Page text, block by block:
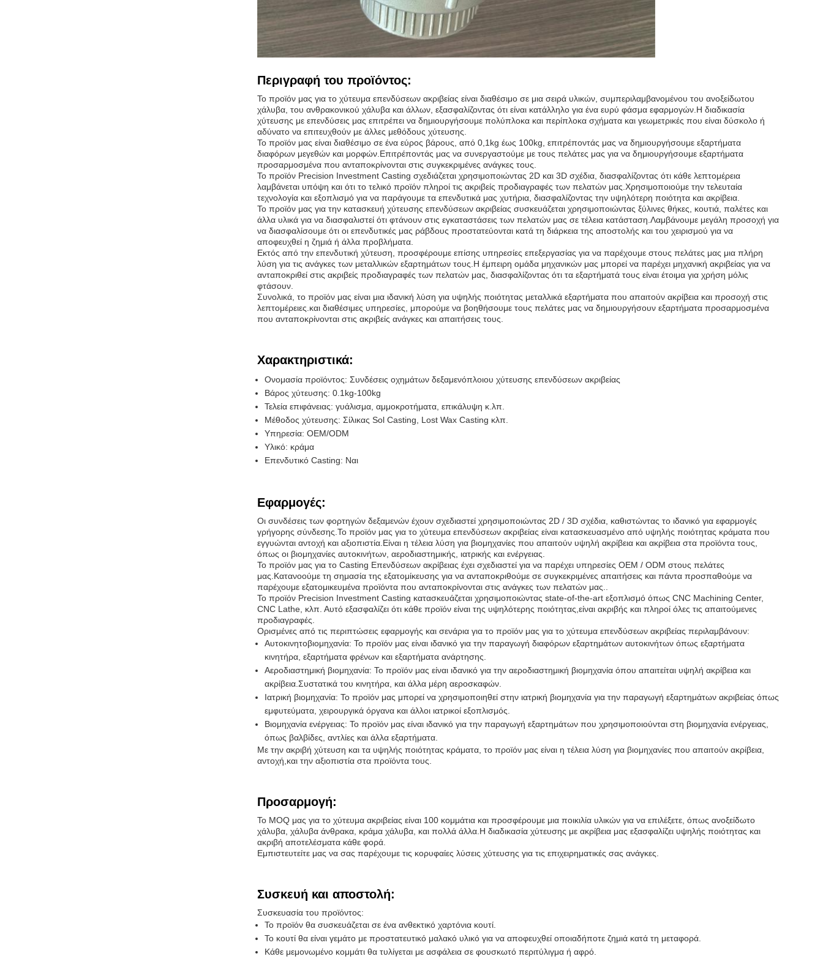
Περιγραφή του προϊόντος:
Το προϊόν μας για το χύτευμα επενδύσεων ακριβείας είναι διαθέσιμο σε μια σειρά υλικών, συμπεριλαμβανομένου του ανοξείδωτου
χάλυβα, του ανθρακονικού χάλυβα και άλλων, εξασφαλίζοντας ότι είναι κατάλληλο για ένα ευρύ φάσμα εφαρμογών.Η διαδικασία
χύτευσης με επενδύσεις μας επιτρέπει να δημιουργήσουμε πολύπλοκα και περίπλοκα σχήματα και γεωμετρικές που είναι δύσκολο ή
αδύνατο να επιτευχθούν με άλλες μεθόδους χύτευσης.
Το προϊόν μας είναι διαθέσιμο σε ένα εύρος βάρους, από 0,1kg έως 100kg, επιτρέποντάς μας να δημιουργήσουμε εξαρτήματα
διαφόρων μεγεθών και μορφών.Επιτρέποντάς μας να συνεργαστούμε με τους πελάτες μας για να δημιουργήσουμε εξαρτήματα
προσαρμοσμένα που ανταποκρίνονται στις συγκεκριμένες ανάγκες τους.
Το προϊόν Precision Investment Casting σχεδιάζεται χρησιμοποιώντας 2D και 3D σχέδια, διασφαλίζοντας ότι κάθε λεπτομέρεια
λαμβάνεται υπόψη και ότι το τελικό προϊόν πληροί τις ακριβείς προδιαγραφές των πελατών μας.Χρησιμοποιούμε την τελευταία
τεχνολογία και εξοπλισμό για να παράγουμε τα επενδυτικά μας χυτήρια, διασφαλίζοντας την υψηλότερη ποιότητα και ακρίβεια.
Το προϊόν μας για την κατασκευή χύτευσης επενδύσεων ακριβείας συσκευάζεται χρησιμοποιώντας ξύλινες θήκες, κουτιά, παλέτες και
άλλα υλικά για να διασφαλιστεί ότι φτάνουν στις εγκαταστάσεις των πελατών μας σε τέλεια κατάσταση.Λαμβάνουμε μεγάλη προσοχή για
να διασφαλίσουμε ότι οι επενδυτικές μας ράβδους προστατεύονται κατά τη διάρκεια της αποστολής και του χειρισμού για να
αποφευχθεί η ζημιά ή άλλα προβλήματα.
Εκτός από την επενδυτική χύτευση, προσφέρουμε επίσης υπηρεσίες επεξεργασίας για να παρέχουμε στους πελάτες μας μια πλήρη
λύση για τις ανάγκες των μεταλλικών εξαρτημάτων τους.Η έμπειρη ομάδα μηχανικών μας μπορεί να παρέχει μηχανική ακριβείας για να
ανταποκριθεί στις ακριβείς προδιαγραφές των πελατών μας, διασφαλίζοντας ότι τα εξαρτήματά τους είναι έτοιμα για χρήση μόλις
φτάσουν.
Συνολικά, το προϊόν μας είναι μια ιδανική λύση για υψηλής ποιότητας μεταλλικά εξαρτήματα που απαιτούν ακρίβεια και προσοχή στις
λεπτομέρειες.και διαθέσιμες υπηρεσίες, μπορούμε να βοηθήσουμε τους πελάτες μας να δημιουργήσουν εξαρτήματα προσαρμοσμένα
που ανταποκρίνονται στις ακριβείς ανάγκες και απαιτήσεις τους.
Χαρακτηριστικά:
Ονομασία προϊόντος: Συνδέσεις οχημάτων δεξαμενόπλοιου χύτευσης επενδύσεων ακριβείας
Βάρος χύτευσης: 0.1kg-100kg
Τελεία επιφάνειας: γυάλισμα, αμμοκροτήματα, επικάλυψη κ.λπ.
Μέθοδος χύτευσης: Σίλικας Sol Casting, Lost Wax Casting κλπ.
Υπηρεσία: OEM/ODM
Υλικό: κράμα
Επενδυτικό Casting: Ναι
Εφαρμογές:
Οι συνδέσεις των φορτηγών δεξαμενών έχουν σχεδιαστεί χρησιμοποιώντας 2D / 3D σχέδια, καθιστώντας το ιδανικό για εφαρμογές
γρήγορης σύνδεσης.Το προϊόν μας για το χύτευμα επενδύσεων ακριβείας είναι κατασκευασμένο από υψηλής ποιότητας κράματα που
εγγυώνται αντοχή και αξιοπιστία.Είναι η τέλεια λύση για βιομηχανίες που απαιτούν υψηλή ακρίβεια και ακρίβεια στα προϊόντα τους,
όπως οι βιομηχανίες αυτοκινήτων, αεροδιαστημικής, ιατρικής και ενέργειας.
Το προϊόν μας για το Casting Επενδύσεων ακρίβειας έχει σχεδιαστεί για να παρέχει υπηρεσίες OEM / ODM στους πελάτες
μας.Κατανοούμε τη σημασία της εξατομίκευσης για να ανταποκριθούμε σε συγκεκριμένες απαιτήσεις και πάντα προσπαθούμε να
παρέχουμε εξατομικευμένα προϊόντα που ανταποκρίνονται στις ανάγκες των πελατών μας..
Το προϊόν Precision Investment Casting κατασκευάζεται χρησιμοποιώντας state-of-the-art εξοπλισμό όπως CNC Machining Center,
CNC Lathe, κλπ. Αυτό εξασφαλίζει ότι κάθε προϊόν είναι της υψηλότερης ποιότητας,είναι ακριβής και πληροί όλες τις απαιτούμενες
προδιαγραφές.
Ορισμένες από τις περιπτώσεις εφαρμογής και σενάρια για το προϊόν μας για το χύτευμα επενδύσεων ακριβείας περιλαμβάνουν:
Αυτοκινητοβιομηχανία: Το προϊόν μας είναι ιδανικό για την παραγωγή διαφόρων εξαρτημάτων αυτοκινήτων όπως εξαρτήματα
κινητήρα, εξαρτήματα φρένων και εξαρτήματα ανάρτησης.
Αεροδιαστημική βιομηχανία: Το προϊόν μας είναι ιδανικό για την αεροδιαστημική βιομηχανία όπου απαιτείται υψηλή ακρίβεια και
ακρίβεια.Συστατικά του κινητήρα, και άλλα μέρη αεροσκαφών.
Ιατρική βιομηχανία: Το προϊόν μας μπορεί να χρησιμοποιηθεί στην ιατρική βιομηχανία για την παραγωγή εξαρτημάτων ακριβείας όπως
εμφυτεύματα, χειρουργικά όργανα και άλλοι ιατρικοί εξοπλισμός.
Βιομηχανία ενέργειας: Το προϊόν μας είναι ιδανικό για την παραγωγή εξαρτημάτων που χρησιμοποιούνται στη βιομηχανία ενέργειας,
όπως βαλβίδες, αντλίες και άλλα εξαρτήματα.
Με την ακριβή χύτευση και τα υψηλής ποιότητας κράματα, το προϊόν μας είναι η τέλεια λύση για βιομηχανίες που απαιτούν ακρίβεια,
αντοχή,και την αξιοπιστία στα προϊόντα τους.
Προσαρμογή:
Το MOQ μας για το χύτευμα ακριβείας είναι 100 κομμάτια και προσφέρουμε μια ποικιλία υλικών για να επιλέξετε, όπως ανοξείδωτο
χάλυβα, χάλυβα άνθρακα, κράμα χάλυβα, και πολλά άλλα.Η διαδικασία χύτευσης με ακρίβεια μας εξασφαλίζει υψηλής ποιότητας και
ακριβή αποτελέσματα κάθε φορά.
Εμπιστευτείτε μας να σας παρέχουμε τις κορυφαίες λύσεις χύτευσης για τις επιχειρηματικές σας ανάγκες.
Συσκευή και αποστολή:
Συσκευασία του προϊόντος:
Το προϊόν θα συσκευάζεται σε ένα ανθεκτικό χαρτόνια κουτί.
Το κουτί θα είναι γεμάτο με προστατευτικό μαλακό υλικό για να αποφευχθεί οποιαδήποτε ζημιά κατά τη μεταφορά.
Κάθε μεμονωμένο κομμάτι θα τυλίγεται με ασφάλεια σε φουσκωτό περιτύλιγμα ή αφρό.